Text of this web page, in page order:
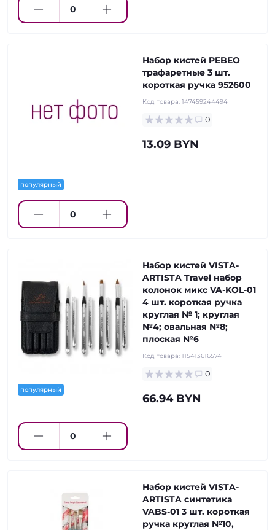
популярный
Набор кистей PEBEO
трафаретные 3 шт.
короткая ручка 952600
Код товара: 147459244494
0
13.09 BYN
популярный
Набор кистей VISTA-
ARTISTA Travel набор
колонок микс VA-KOL-01
4 шт. короткая ручка
круглая № 1; круглая
№4; овальная №8;
плоская №6
Код товара: 115413616574
0
66.94 BYN
Набор кистей VISTA-
ARTISTA синтетика
VABS-01 3 шт. короткая
ручка круглая №10,